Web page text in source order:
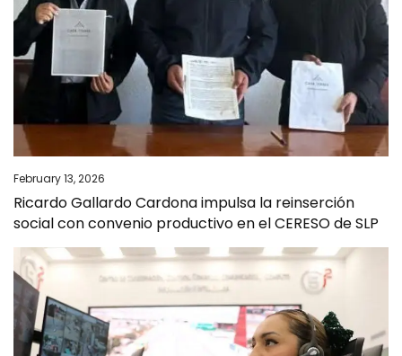
February 13, 2026
Ricardo Gallardo Cardona impulsa la reinserción
social con convenio productivo en el CERESO de SLP